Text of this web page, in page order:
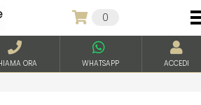
0
ORA WHATSAPP
ACCEDI